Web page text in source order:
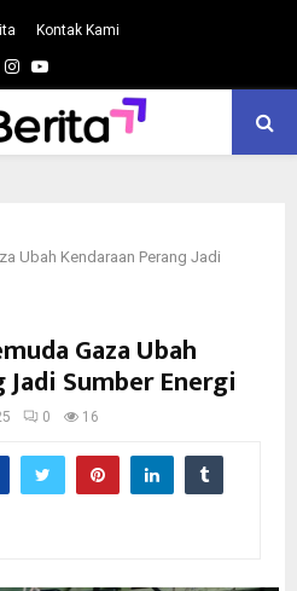
Kontak Kami
Instagram
Youtube
Ubah Kendaraan Perang Jadi
Gaza Ubah
Sumber Energi
0 16